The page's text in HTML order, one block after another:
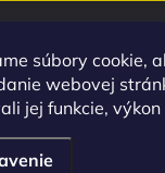
súbory cookie,
webovej
jej funkcie,